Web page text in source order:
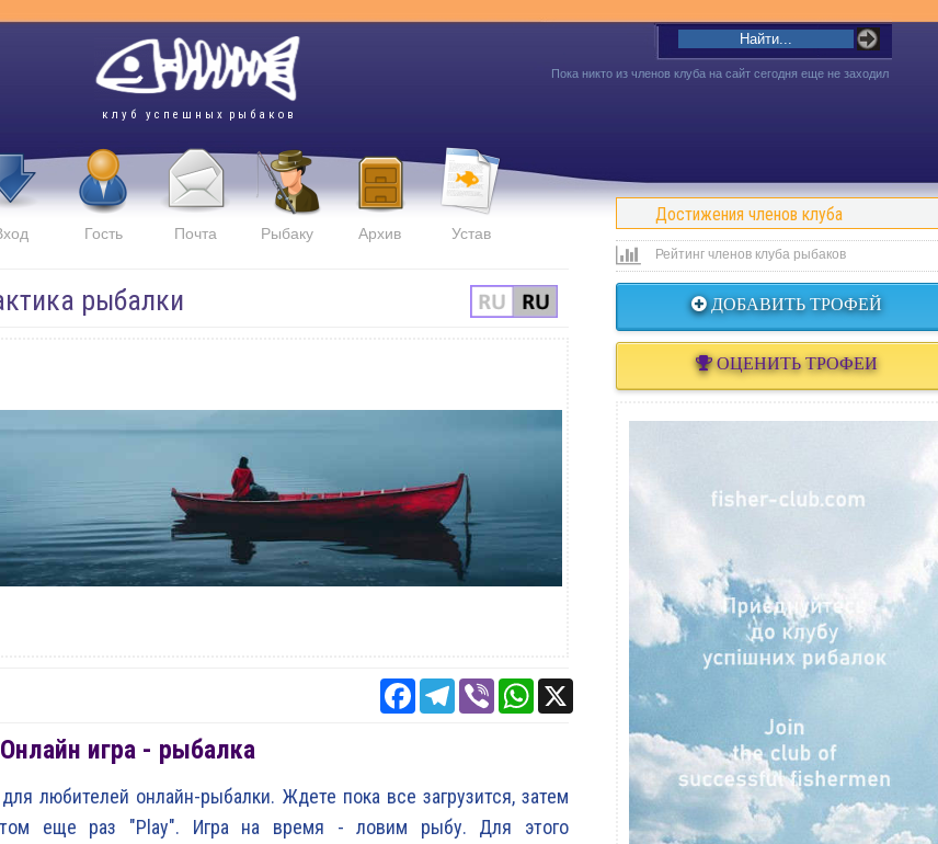
к л у б у с п е ш н ы х р ы б а к о в
Гость Почта Рыбаку Архив Устав
Пока никто из членов клуба на сайт сегодня еще не заходил
рыбалки
FacebookTelegram
ViberWhatsApp
игра - рыбалка
любителей онлайн-рыбалки. Ждете пока все загрузится, затем
еще раз "Play". Игра на время - ловим рыбу. Для этого
Достижения членов клуба
Рейтинг членов клуба рыбаков
ДОБАВИТЬ ТРОФЕЙ
ОЦЕНИТЬ ТРОФЕИ